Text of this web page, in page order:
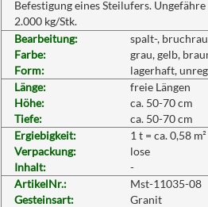
Befestigung eines Steilufers.
2.000 kg/Stk.
Bearbeitung:
spalt-,
Farbe:
grau, gelb,
Form:
lagerhaft,
Länge:
freie Längen
Höhe:
ca. 50-70 cm
Tiefe:
ca. 50-70 cm
Ergiebigkeit:
1 t = ca. 0,58 m²
Verpackung:
lose
Inhalt:
-
ArtikelNr.:
Mst-11035-08
Gesteinsart:
Granit